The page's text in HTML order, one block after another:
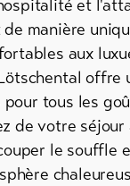
et
manière
aux
offre
tous les
de votre
le souffle